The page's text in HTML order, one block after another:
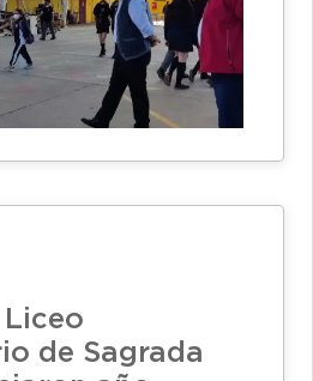
Liceo
de Sagrada